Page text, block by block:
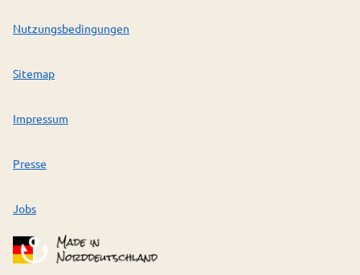
Nutzungsbedingungen
Sitemap
Impressum
Presse
Jobs